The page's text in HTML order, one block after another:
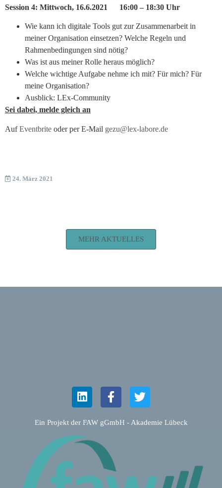
Session 4: Mittwoch, 16.6.2021 16:00 – 18:30 Uhr
Wie kann ich digitale Tools gut zur Zusammenarbeit in
meiner Organisation einsetzen? Welche Regeln und
Rahmenbedingungen sind nötig?
Was ist aus meiner Rolle heraus möglich?
Welche wichtige Aufgabe nehme ich mit? Für mich? Für
meine Organisation?
Ausblick: LEx-Community
Sei dabei, melde gleich an
AufEventbrite oder per E-Mail gezu@lex-labore.de
24. März 2021
MEHR AKTUELLES
Ein Projekt der FAW gGmbH - Akademie Lübeck